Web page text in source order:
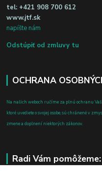
tel: +421 908 700 612
www.jtf.sk
napíšte nám
Odstúpiť od zmluvy tu
OCHRANA
Na našich weboch ručíme za plnú ochranu
ktoré uvediete o svojej osobe, sú chránené v
zmene a doplnení niektorých zákonov.
Radi Vám pomôžeme: